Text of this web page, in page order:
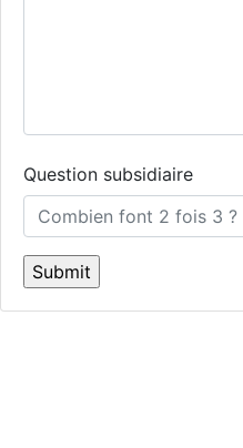
Question subsidiaire